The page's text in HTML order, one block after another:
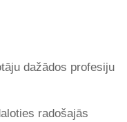
dažādos profesiju
radošajās